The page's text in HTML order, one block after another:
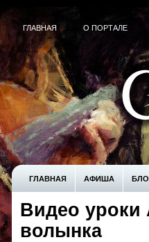
ГЛАВНАЯ О ПОРТАЛЕ
ГЛАВНАЯ АФИША
! БЕЗ РУБРИКИ
Видео уроки
волынка